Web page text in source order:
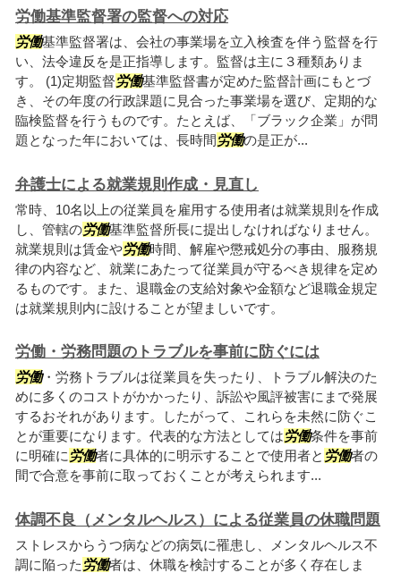
労働基準監督署の監督への対応
労働基準監督署は、会社の事業場を立入検査を伴う監督を行
い、法令違反を是正指導します。監督は主に３種類ありま
す。 (1)定期監督労働基準監督書が定めた監督計画にもとづ
き、その年度の行政課題に見合った事業場を選び、定期的な
臨検監督を行うものです。たとえば、「ブラック企業」が問
題となった年においては、長時間労働の是正が...
弁護士による就業規則作成・見直し
常時、10名以上の従業員を雇用する使用者は就業規則を作成
し、管轄の労働基準監督所長に提出しなければなりません。
就業規則は賃金や労働時間、解雇や懲戒処分の事由、服務規
律の内容など、就業にあたって従業員が守るべき規律を定め
るものです。また、退職金の支給対象や金額など退職金規定
は就業規則内に設けることが望ましいです。
労働・労務問題のトラブルを事前に防ぐには
労働・労務トラブルは従業員を失ったり、トラブル解決のた
めに多くのコストがかかったり、訴訟や風評被害にまで発展
するおそれがあります。したがって、これらを未然に防ぐこ
とが重要になります。代表的な方法としては労働条件を事前
に明確に 労働者に具体的に明示することで使用者と 労働者の
間で合意を事前に取っておくことが考えられます...
体調不良（メンタルヘルス）による従業員の休職問題
ストレスからうつ病などの病気に罹患し、メンタルヘルス不
調に陥った 労働者は、休職を検討することが多く存在しま